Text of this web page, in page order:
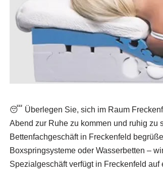
😴 Überlegen Sie, sich im Raum
Abend zur Ruhe zu kommen und ruhig
Bettenfachgeschäft in Freckenfeld
Boxspringsysteme oder Wasserbetten –
Spezialgeschäft verfügt in Freckenfeld